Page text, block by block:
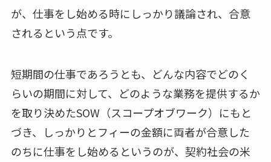
が、仕事をし始める時にしっかり議論され、合意
されるという点です。
短期間の仕事であろうとも、どんな内容でどのく
らいの期間に対して、どのような業務を提供するか
を取り決めたSOW（スコープオブワーク）にもと
づき、しっかりとフィーの金額に両者が合意した
のちに仕事をし始めるというのが、契約社会の米